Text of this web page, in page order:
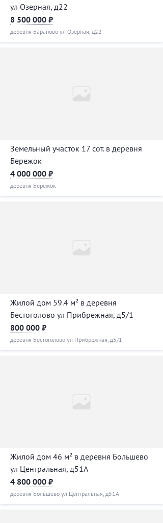
ул Озерная, д22
8 500 000 ₽
деревня Бараново ул Озерная, д22
Земельный участок 17 сот. в деревня
Бережок
4 000 000 ₽
деревня Бережок
Жилой дом 59.4 м² в деревня
Бестоголово ул Прибрежная, д5/1
800 000 ₽
деревня Бестоголово ул Прибрежная, д5/1
Жилой дом 46 м² в деревня Большево
ул Центральная, д51А
4 800 000 ₽
деревня Большево ул Центральная, д51А